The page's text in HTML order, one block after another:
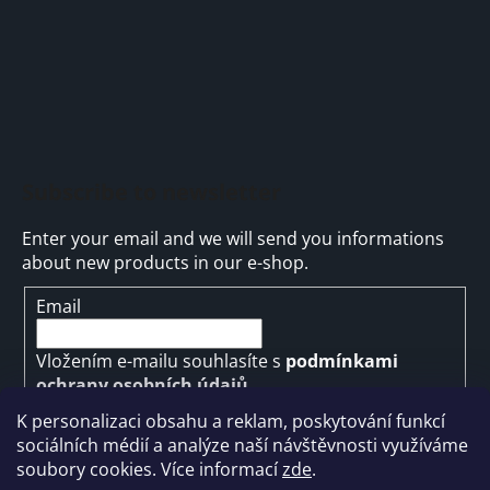
K personalizaci obsahu a reklam, poskytování funkcí
sociálních médií a analýze naší návštěvnosti využíváme
soubory cookies. Více informacízde.
Enter your email and we will send you informations
about new products in our e-shop.
Email
Vložením e-mailu souhlasíte s podmínkami
ochrany osobních údajů
SUBSCRIBE